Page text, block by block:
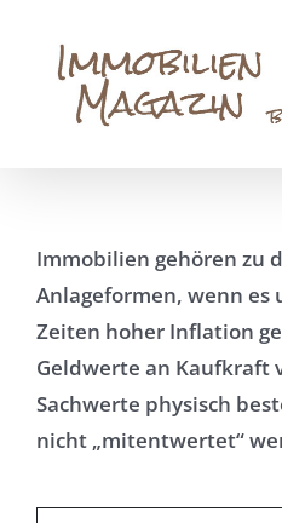
springen
Immobilien gehören zu
Anlageformen, wenn
Zeiten hoher Inflation
Geldwerte an Kaufkraft
Sachwerte physisch
nicht „mitentwertet“